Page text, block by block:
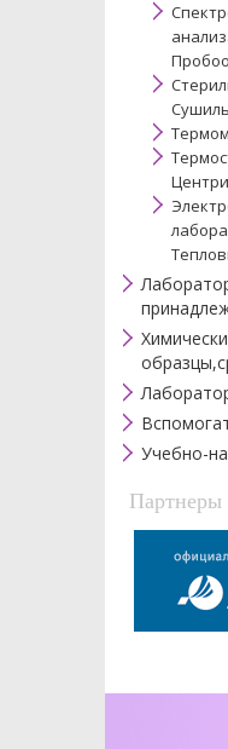
Учебно-
Партнеры